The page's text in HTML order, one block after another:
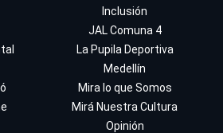
Inclusión
JAL Comuna 4
La Pupila Deportiva
Medellín
Mira lo que Somos
Mirá Nuestra Cultura
Opinión